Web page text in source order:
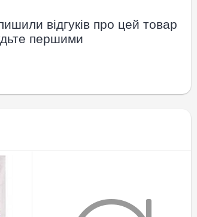
відгуків про цей товар
першими